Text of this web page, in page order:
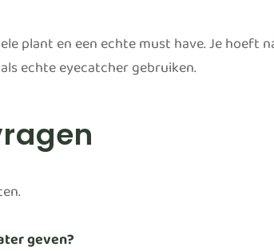
plant en een echte must have. Je hoeft
echte eyecatcher gebruiken.
geven?